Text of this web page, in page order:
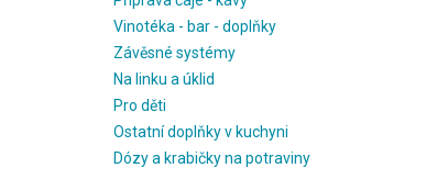
Vinotéka - bar - doplňky
Závěsné systémy
Na linku a úklid
Pro děti
Ostatní doplňky v kuchyni
Dózy a krabičky na potraviny